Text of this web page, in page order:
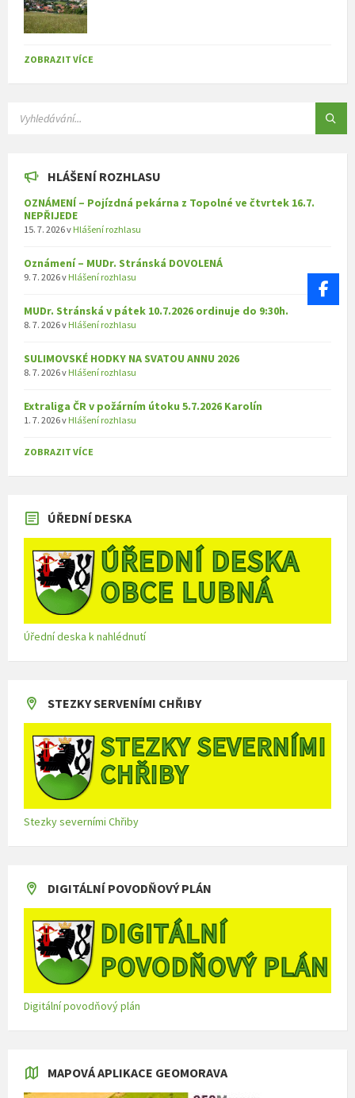
ZOBRAZIT VÍCE
HLÁŠENÍ ROZHLASU
OZNÁMENÍ – Pojízdná pekárna z Topolné ve čtvrtek 16.7.
NEPŘIJEDE
15. 7. 2026v Hlášení rozhlasu
Oznámení – MUDr. Stránská DOVOLENÁ
9. 7. 2026v Hlášení rozhlasu
MUDr. Stránská v pátek 10.7.2026 ordinuje do 9:30h.
8. 7. 2026v Hlášení rozhlasu
SULIMOVSKÉ HODKY NA SVATOU ANNU 2026
8. 7. 2026v Hlášení rozhlasu
Extraliga ČR v požárním útoku 5.7.2026 Karolín
1. 7. 2026v Hlášení rozhlasu
ZOBRAZIT VÍCE
ÚŘEDNÍ DESKA
Úřední deska k nahlédnutí
STEZKY SERVENÍMI CHŘIBY
Stezky severními Chřiby
DIGITÁLNÍ POVODŇOVÝ PLÁN
Digitální povodňový plán
MAPOVÁ APLIKACE GEOMORAVA